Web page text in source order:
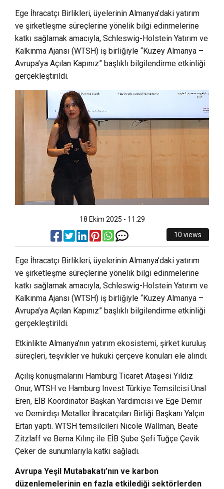
Ege İhracatçı Birlikleri, üyelerinin Almanya’daki yatırım
ve şirketleşme süreçlerine yönelik bilgi edinmelerine
katkı sağlamak amacıyla, Schleswig-Holstein Yatırım ve
Kalkınma Ajansı (WTSH) iş birliğiyle “Kuzey Almanya –
Avrupa’ya Açılan Kapınız” başlıklı bilgilendirme etkinliği
gerçekleştirildi.
18 Ekim 2025 - 11:29
10 views
Ege İhracatçı Birlikleri, üyelerinin Almanya’daki yatırım
ve şirketleşme süreçlerine yönelik bilgi edinmelerine
katkı sağlamak amacıyla, Schleswig-Holstein Yatırım ve
Kalkınma Ajansı (WTSH) iş birliğiyle “Kuzey Almanya –
Avrupa’ya Açılan Kapınız” başlıklı bilgilendirme etkinliği
gerçekleştirildi.
Etkinlikte Almanya’nın yatırım ekosistemi, şirket kuruluş
süreçleri, teşvikler ve hukuki çerçeve konuları ele alındı.
Açılış konuşmalarını Hamburg Ticaret Ataşesi Yıldız
Onur, WTSH ve Hamburg Invest Türkiye Temsilcisi Ünal
Eren, EİB Koordinatör Başkan Yardımcısı ve Ege Demir
ve Demirdışı Metaller İhracatçıları Birliği Başkanı Yalçın
Ertan yaptı. WTSH temsilcileri Nicole Wallman, Beate
Zitzlaff ve Berna Kılınç ile EİB Şube Şefi Tuğçe Çevik
Çeker de sunumlarıyla katkı sağladı.
Avrupa Yeşil Mutabakatı’nın ve karbon
düzenlemelerinin en fazla etkilediği sektörlerden